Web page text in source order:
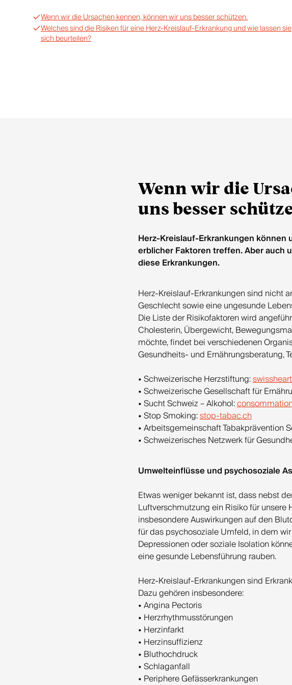
Wenn wir die Ursachen kennen, können wir uns besser schützen.
Welches sind die Risiken für eine Herz-Kreislauf-Erkrankung und wie lassen sie
sich beurteilen?
Wenn wir die
uns besser
Herz-Kreislauf-Erkrankungen
erblicher Faktoren treffen. Aber auch
diese Erkrankungen.
Herz-Kreislauf-Erkrankungen sind nicht
Geschlecht sowie eine ungesunde
Die Liste der Risikofaktoren wird
Cholesterin, Übergewicht,
möchte, findet bei verschiedenen
Gesundheits- und Ernährungsberatung,
• Schweizerische Herzstiftung:
• Schweizerische Gesellschaft für
• Sucht Schweiz – Alkohol:
• Stop Smoking:stop-tabac.ch
• Arbeitsgemeinschaft Tabakprävention
• Schweizerisches Netzwerk für
Umwelteinflüsse und psychosoziale
Etwas weniger bekannt ist, dass nebst
Luftverschmutzung ein Risiko für
insbesondere Auswirkungen auf den
für das psychosoziale Umfeld, in dem
Depressionen oder soziale Isolation
eine gesunde Lebensführung rauben.
Herz-Kreislauf-Erkrankungen sind
Dazu gehören insbesondere:
• Angina Pectoris
• Herzrhythmusstörungen
• Herzinfarkt
• Herzinsuffizienz
• Bluthochdruck
• Schlaganfall
• Periphere Gefässerkrankungen